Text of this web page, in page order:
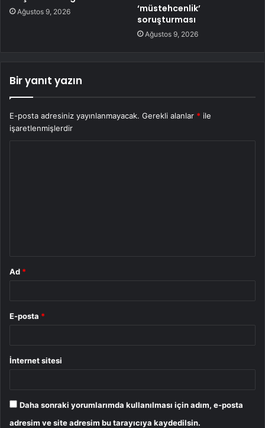
Ağustos 9, 2026
‘müstehcenlik’
soruşturması
Ağustos 9, 2026
Bir yanıt yazın
E-posta adresiniz yayınlanmayacak. Gerekli alanlar * ile
işaretlenmişlerdir
Ad *
E-posta *
İnternet sitesi
Daha sonraki yorumlarımda kullanılması için adım, e-posta
adresim ve site adresim bu tarayıcıya kaydedilsin.